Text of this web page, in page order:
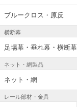
ブルークロス・原反
横断幕
足場幕・垂れ幕・横断幕
ネット・網製品
ネット・網
レール部材・金具